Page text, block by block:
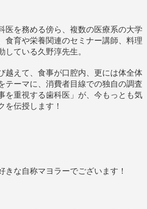
医を務める傍ら、複数の医療系の大学
食育や栄養関連のセミナー講師、料理
している久野淳先生。
越えて、食事が口腔内、更には体全体
テーマに、消費者目線での独自の調査
を重視する歯科医」が、今もっとも気
を伝授します！
きな自称マヨラーでございます！